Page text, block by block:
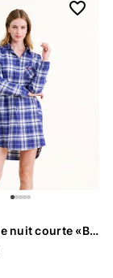
Chemise de nuit courte «Bernetta»